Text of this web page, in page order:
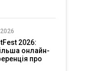
2026:
онлайн-
про